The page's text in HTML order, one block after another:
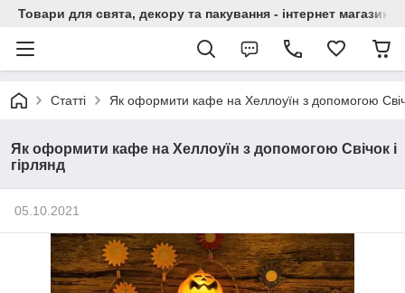
Товари для свята, декору та пакування - інтернет магазин
Статті Як оформити кафе на Хеллоуїн з допомогою
Як оформити кафе на Хеллоуїн з допомогою Свічок і
гірлянд
05.10.2021